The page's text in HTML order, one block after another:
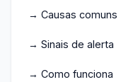
→ Causas comuns
→ Sinais de alerta
→ Como funciona